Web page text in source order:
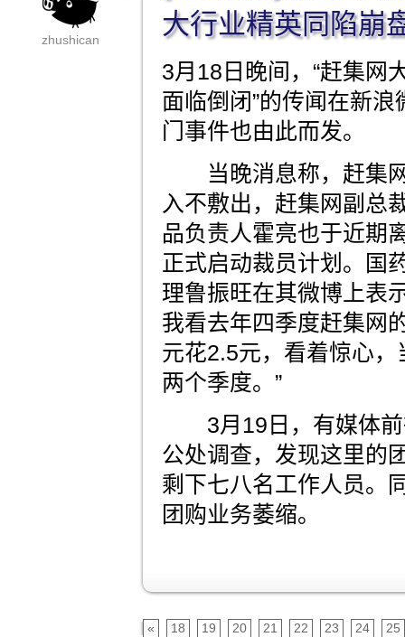
zhushican
大行业精英同陷崩
3月18日晚间，“赶集网
面临倒闭”的传闻在新
门事件也由此而发。
当晚消息称，赶集网
入不敷出，赶集网副总
品负责人霍亮也于近期
正式启动裁员计划。国
理鲁振旺在其微博上表
我看去年四季度赶集网
元花2.5元，看着惊心
两个季度。”
3月19日，有媒体前
公处调查，发现这里的
剩下七八名工作人员。
团购业务萎缩。
« 18 19 20 21 22 23 24 25